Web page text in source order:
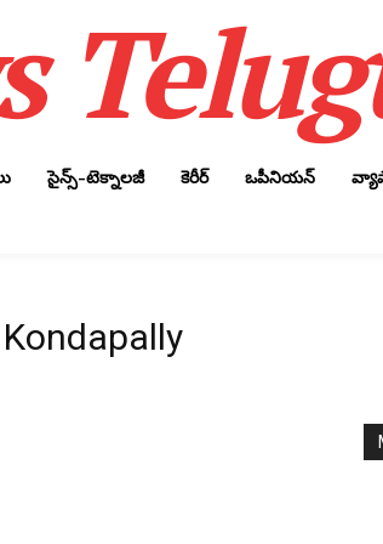
సైన్స్‌-టెక్నాలజీ కెరీర్‌ ఒపీనియన్‌